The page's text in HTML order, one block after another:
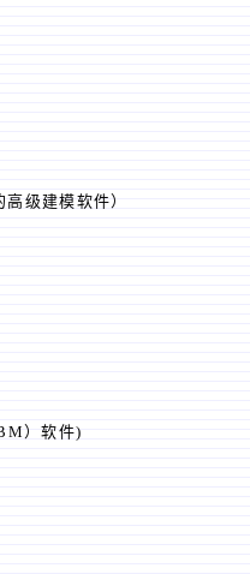
级建模软件）
）软件)